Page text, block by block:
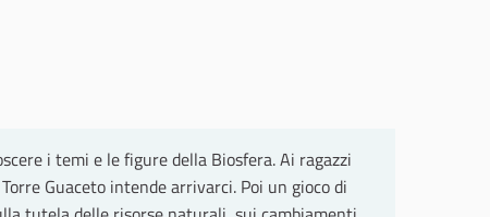
i temi e le figure della Biosfera. Ai ragazzi
Guaceto intende arrivarci. Poi un gioco di